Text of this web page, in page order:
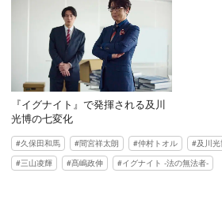
『イグナイト』で発揮される及川
光博の七変化
久保田和馬 間宮祥太朗 仲村トオル 及川
三山凌輝
髙嶋政伸 イグナイト -法の無法者-